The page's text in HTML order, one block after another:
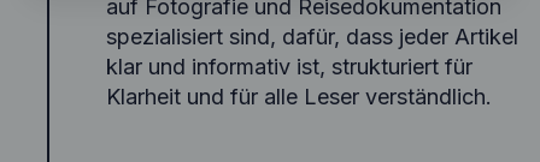
auf Fotografie und Reisedokumentation
spezialisiert sind, dafür, dass jeder Artikel
klar und informativ ist, strukturiert für
Klarheit und für alle Leser verständlich.